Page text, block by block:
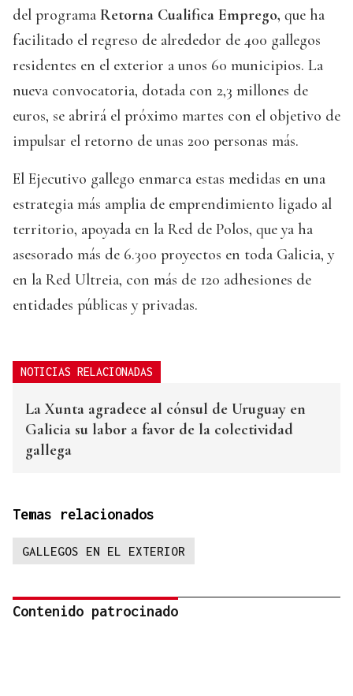
del programa Retorna Cualifica Emprego, que ha
facilitado el regreso de alrededor de 400 gallegos
residentes en el exterior a unos 60 municipios. La
nueva convocatoria, dotada con 2,3 millones de
euros, se abrirá el próximo martes con el objetivo de
impulsar el retorno de unas 200 personas más.
El Ejecutivo gallego enmarca estas medidas en una
estrategia más amplia de emprendimiento ligado al
territorio, apoyada en la Red de Polos, que ya ha
asesorado más de 6.300 proyectos en toda Galicia, y
en la Red Ultreia, con más de 120 adhesiones de
entidades públicas y privadas.
NOTICIAS RELACIONADAS
La Xunta agradece al cónsul de Uruguay en
Galicia su labor a favor de la colectividad
gallega
Temas relacionados
GALLEGOS EN EL EXTERIOR
Contenido patrocinado